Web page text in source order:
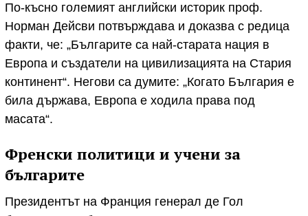
По-късно големият английски историк проф.
Норман Дейсви потвърждава и доказва с редица
факти, че: „Българите са най-старата нация в
Европа и създатели на цивилизацията на Стария
континент“. Негови са думите: „Когато България е
била държава, Европа е ходила права под
масата“.
Френски политици и учени за
българите
Президентът на Франция генерал де Гол